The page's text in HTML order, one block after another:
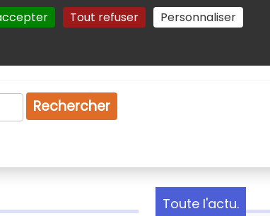
Tout refuser Personnaliser
Plan du site Gestion des cookies
Rechercher
Toute l'actu.